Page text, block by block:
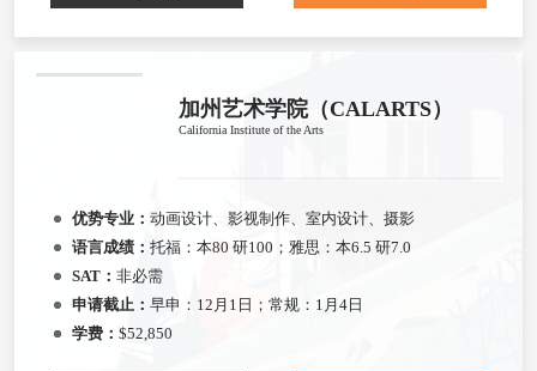
加州艺术学院（CALARTS）
California Institute of the Arts
优势专业： 动画设计、影视制作、室内设计、摄影
语言成绩： 托福：本80 研100；雅思：本6.5 研7.0
SAT： 非必需
申请截止： 早申：12月1日；常规：1月4日
学费： $52,850